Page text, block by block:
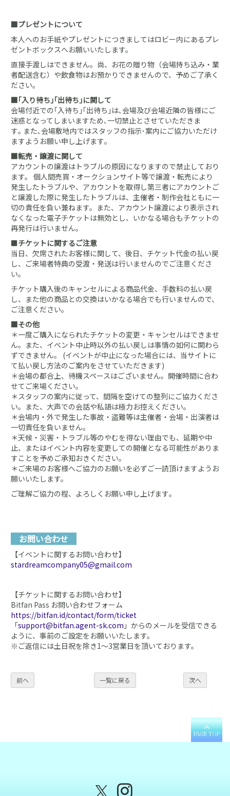
■プレゼントについて
本人へのお手紙やプレゼントにつきましてはロビー内にあるプレ
ゼントボックスへお願いいたします。
直接手渡しはできません。尚、お花の贈り物（会場持ち込み・業
者配送含む）や飲食物はお預かりできませんので、予めご了承く
ださい。
■｢入り待ち｣｢出待ち｣に関して
会場付近での｢入待ち｣｢出待ち｣は､会場及び会場近隣の皆様にご
迷惑となってしまいますため､一切禁止とさせていただきま
す｡ また､会場敷地内ではスタッフの指示･案内にご協力いただけ
ますようお願い申し上げます｡
■転売・譲渡に関して
アカウントの譲渡はトラブルの原因になりますので禁止しており
ます。 個人間売買・オークションサイト等で譲渡・転売により
発生したトラブルや、アカウントを取得し第三者にアカウントご
と譲渡した際に発生したトラブルは、主催者・制作会社ともに一
切の責任を負い兼ねます。また、アカウント譲渡により表示され
なくなった電子チケットは無効とし、いかなる場合もチケットの
再発行は行いません。
■チケットに関するご注意
当日、欠席されたお客様に関して、後日、チケット代金の払い戻
し、ご来場者特典の受渡・発送は行いませんのでご注意くださ
い。
チケット購入後のキャンセルによる商品代金、手数料の払い戻
し、また他の商品との交換はいかなる場合でも行いませんので、
ご注意ください。
■その他
＊一度ご購入になられたチケットの変更・キャンセルはできませ
ん。また、イベント中止時以外の払い戻しは事情の如何に関わら
ずできません。 (イベントが中止になった場合には、当サイトに
て払い戻し方法のご案内をさせていただきます)
＊会場の都合上、待機スペースはございません。開催時間に合わ
せてご来場ください。
＊スタッフの案内に従って、間隔を空けての整列にご協力くださ
い。また、大声での会話や私語は極力お控えください。
＊会場内・外で発生した事故・盗難等は主催者・会場・出演者は
一切責任を負いません。
＊天候・災害・トラブル等のやむを得ない理由でも、延期や中
⽌、またはイベント内容を変更しての開催となる可能性がありま
すことを予めご承知おきください。
＊ご来場のお客様へご協力のお願いを必ずご一読頂けますようお
願いいたします。
ご理解ご協力の程、よろしくお願い申し上げます｡
お問い合わせ
【イベントに関するお問い合わせ】
stardreamcompany05@gmail.com
【チケットに関するお問い合わせ】
Bitfan Pass お問い合わせフォーム
https://bitfan.id/contact/form/ticket
「support@bitfan.agent-sk.com 」からのメールを受信できる
ように、事前のご設定をお願いいたします。
※ご返信には土日祝を除き1～3営業日を頂いております。
前へ 一覧に戻る 次へ
PAGE TOP